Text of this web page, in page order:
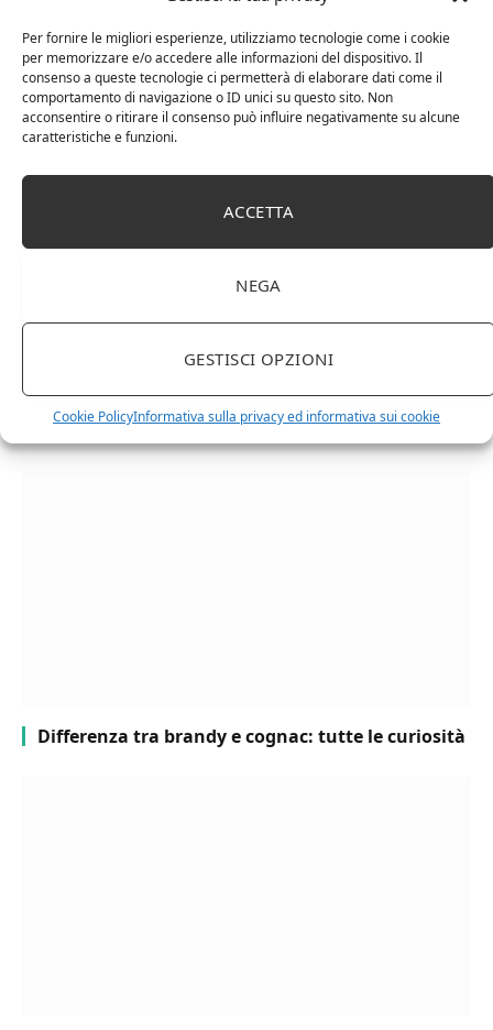
Per fornire le migliori esperienze, utilizziamo tecnologie come i cookie
per memorizzare e/o accedere alle informazioni del dispositivo. Il
consenso a queste tecnologie ci permetterà di elaborare dati come il
comportamento di navigazione o ID unici su questo sito. Non
acconsentire o ritirare il consenso può influire negativamente su alcune
caratteristiche e funzioni.
ACCETTA
NEGA
GESTISCI OPZIONI
Cookie PolicyInformativa sulla privacy ed informativa sui cookie
vengono in aiuto i motori di ricerca come Trovino, che
offre al consumatore tutta l’assistenza necessaria
grazie alla possibilità di filtrare i vini per tipologia,
cantina, annata e, soprattutto, scegliere quando si è
disposti a spendere selezionando la fascia di prezzo.
enoteca online
RELATEDPOSTS
Differenza tra brandy e cognac: tutte le curiosità